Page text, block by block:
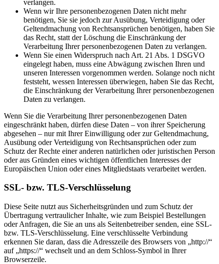
verlangen.
Wenn wir Ihre personenbezogenen Daten nicht mehr
benötigen, Sie sie jedoch zur Ausübung, Verteidigung oder
Geltendmachung von Rechtsansprüchen benötigen, haben Sie
das Recht, statt der Löschung die Einschränkung der
Verarbeitung Ihrer personenbezogenen Daten zu verlangen.
Wenn Sie einen Widerspruch nach Art. 21 Abs. 1 DSGVO
eingelegt haben, muss eine Abwägung zwischen Ihren und
unseren Interessen vorgenommen werden. Solange noch nicht
feststeht, wessen Interessen überwiegen, haben Sie das Recht,
die Einschränkung der Verarbeitung Ihrer personenbezogenen
Daten zu verlangen.
Wenn Sie die Verarbeitung Ihrer personenbezogenen Daten
eingeschränkt haben, dürfen diese Daten – von ihrer Speicherung
abgesehen – nur mit Ihrer Einwilligung oder zur Geltendmachung,
Ausübung oder Verteidigung von Rechtsansprüchen oder zum
Schutz der Rechte einer anderen natürlichen oder juristischen Person
oder aus Gründen eines wichtigen öffentlichen Interesses der
Europäischen Union oder eines Mitgliedstaats verarbeitet werden.
SSL- bzw. TLS-Verschlüsselung
Diese Seite nutzt aus Sicherheitsgründen und zum Schutz der
Übertragung vertraulicher Inhalte, wie zum Beispiel Bestellungen
oder Anfragen, die Sie an uns als Seitenbetreiber senden, eine SSL-
bzw. TLS-Verschlüsselung. Eine verschlüsselte Verbindung
erkennen Sie daran, dass die Adresszeile des Browsers von „http://“
auf „https://“ wechselt und an dem Schloss-Symbol in Ihrer
Browserzeile.